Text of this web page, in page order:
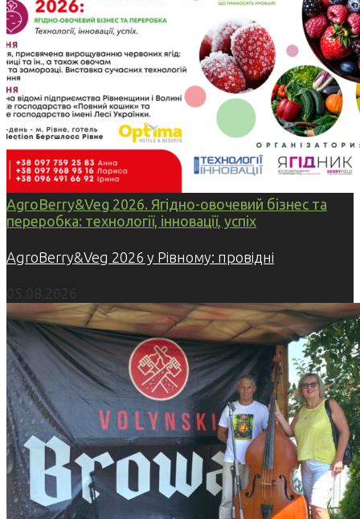
AgroBerry&Veg 2026. Ягідно-овочевий бізнес та
переробка: технології, інновації, успіх
AgroBerry&Veg 2026 у Рівному: провідні